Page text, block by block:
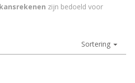
kansrekenen zijn bedoeld voor
Sortering